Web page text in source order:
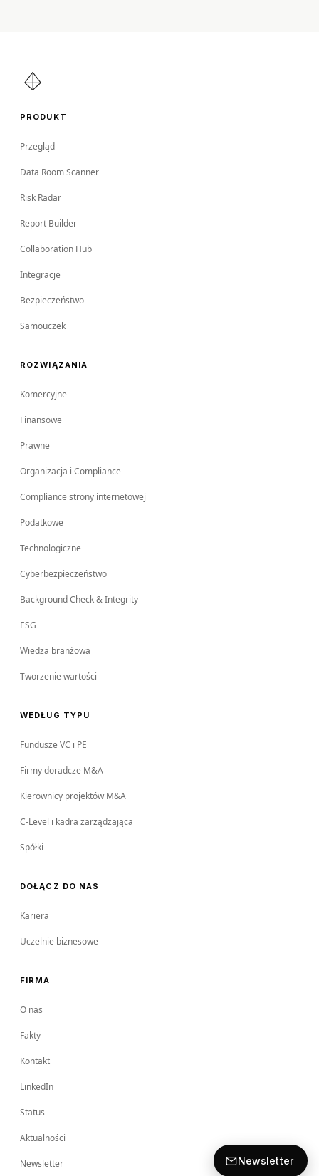
PRODUKT
Przegląd
Data Room Scanner
Risk Radar
Report Builder
Collaboration Hub
Integracje
Bezpieczeństwo
Samouczek
ROZWIĄZANIA
Komercyjne
Finansowe
Prawne
Organizacja i Compliance
Compliance strony internetowej
Podatkowe
Technologiczne
Cyberbezpieczeństwo
Background Check & Integrity
ESG
Wiedza branżowa
Tworzenie wartości
WEDŁUG TYPU
Fundusze VC i PE
Firmy doradcze M&A
Kierownicy projektów M&A
C-Level i kadra zarządzająca
Spółki
DOŁĄCZ DO NAS
Kariera
Uczelnie biznesowe
FIRMA
O nas
Fakty
Kontakt
LinkedIn
Status
Aktualności
Newsletter Newsletter